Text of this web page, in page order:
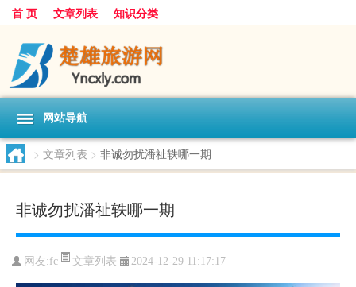
首 页 文章列表 知识分类
网站导航
> 文章列表 > 非诚勿扰潘祉轶哪一期
非诚勿扰潘祉轶哪一期
网友:fc 文章列表 2024-12-29 11:17:17